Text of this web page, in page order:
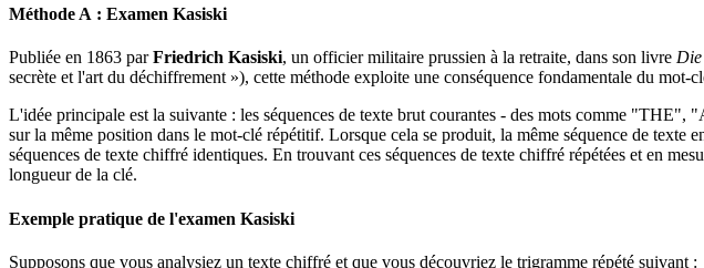
Méthode A : Examen Kasiski
Publiée en 1863 parFriedrich Kasiski, un officier militaire prussien à la retraite, dans son livre
secrète et l'art du déchiffrement »), cette méthode exploite une conséquence fondamentale du mot-
L'idée principale est la suivante : les séquences de texte brut courantes - des mots comme
sur la même position dans le mot-clé répétitif. Lorsque cela se produit, la même séquence de texte
séquences de texte chiffré identiques. En trouvant ces séquences de texte chiffré répétées et en
longueur de la clé.
Exemple pratique de l'examen Kasiski
Supposons que vous analysiez un texte chiffré et que vous découvriez le trigramme répété suivant :